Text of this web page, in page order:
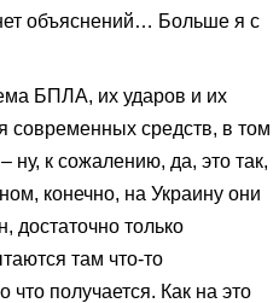
объяснений… Больше я с
БПЛА, их ударов и их
современных средств, в том
ну, к сожалению, да, это так,
конечно, на Украину они
достаточно только
там что-то
получается. Как на это